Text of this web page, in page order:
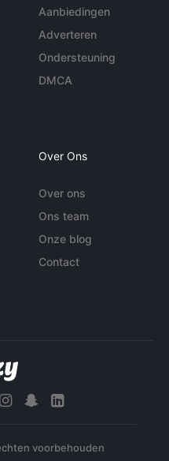
Aanbiedingen
Adverteren
Ondersteuning
DMCA
Over Ons
Over ons
Ons team
Onze blog
Contact
voorbehouden